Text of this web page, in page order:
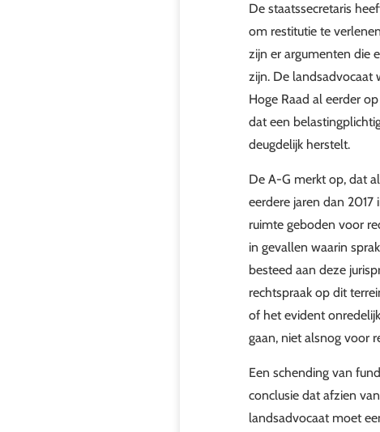
De staatssecretaris
om restitutie te
zijn er argumenten die
zijn. De landsadvocaat
Hoge Raad al eerder
dat een
deugdelijk herstelt.
De A-G merkt op, dat
eerdere jaren dan
ruimte geboden voor
in gevallen waarin
besteed aan deze
rechtspraak op dit
of het evident
gaan, niet alsnog voor
Een schending van
conclusie dat afzien
landsadvocaat moet